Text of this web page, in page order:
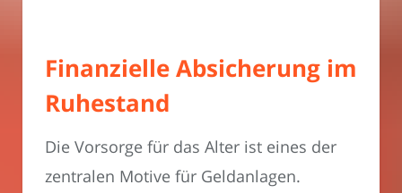
Finanzielle Absicherung im
Ruhestand
Die Vorsorge für das Alter ist eines der
zentralen Motive für Geldanlagen.